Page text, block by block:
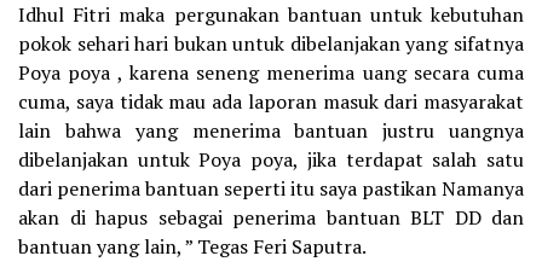
Idhul Fitri maka pergunakan bantuan untuk kebutuhan
pokok sehari hari bukan untuk dibelanjakan yang sifatnya
Poya poya , karena seneng menerima uang secara cuma
cuma, saya tidak mau ada laporan masuk dari masyarakat
lain bahwa yang menerima bantuan justru uangnya
dibelanjakan untuk Poya poya, jika terdapat salah satu
dari penerima bantuan seperti itu saya pastikan Namanya
akan di hapus sebagai penerima bantuan BLT DD dan
bantuan yang lain, ” Tegas Feri Saputra.